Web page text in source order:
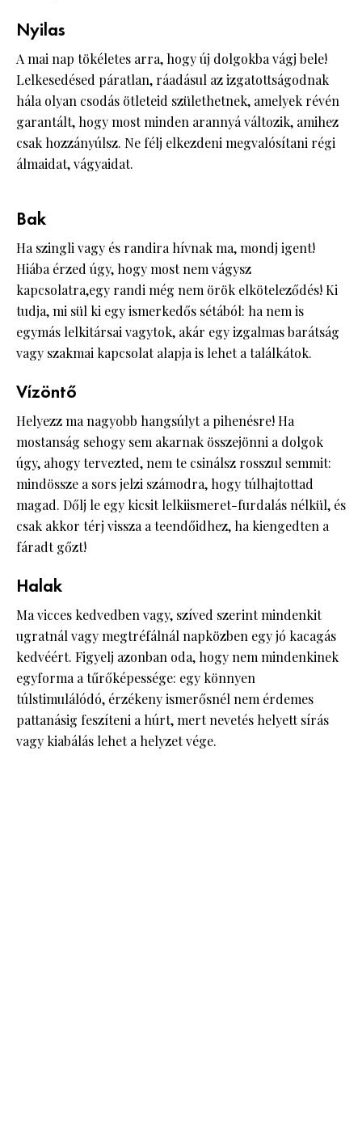
Nyilas
A mai nap tökéletes arra, hogy új dolgokba vágj bele!
Lelkesedésed páratlan, ráadásul az izgatottságodnak
hála olyan csodás ötleteid születhetnek, amelyek révén
garantált, hogy most minden arannyá változik, amihez
csak hozzányúlsz. Ne félj elkezdeni megvalósítani régi
álmaidat, vágyaidat.
Bak
Ha szingli vagy és randira hívnak ma, mondj igent!
Hiába érzed úgy, hogy most nem vágysz
kapcsolatra,egy randi még nem örök elköteleződés! Ki
tudja, mi sül ki egy ismerkedős sétából: ha nem is
egymás lelkitársai vagytok, akár egy izgalmas barátság
vagy szakmai kapcsolat alapja is lehet a találkátok.
Vízöntő
Helyezz ma nagyobb hangsúlyt a pihenésre! Ha
mostanság sehogy sem akarnak összejönni a dolgok
úgy, ahogy tervezted, nem te csinálsz rosszul semmit:
mindössze a sors jelzi számodra, hogy túlhajtottad
magad. Dőlj le egy kicsit lelkiismeret-furdalás nélkül, és
csak akkor térj vissza a teendőidhez, ha kiengedten a
fáradt gőzt!
Halak
Ma vicces kedvedben vagy, szíved szerint mindenkit
ugratnál vagy megtréfálnál napközben egy jó kacagás
kedvéért. Figyelj azonban oda, hogy nem mindenkinek
egyforma a tűrőképessége: egy könnyen
túlstimulálódó, érzékeny ismerősnél nem érdemes
pattanásig feszíteni a húrt, mert nevetés helyett sírás
vagy kiabálás lehet a helyzet vége.